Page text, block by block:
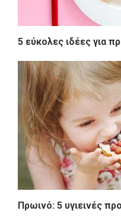
5 εύκολες ιδέες για
Πρωινό: 5 υγιεινές